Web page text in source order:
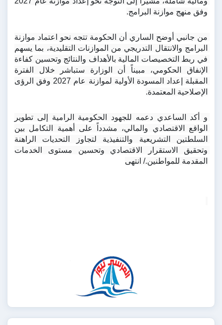
وفق منهج موازنة البرامج.
الإصلاحية المعتمدة.
المقدمة للمواطنين./ انتهى